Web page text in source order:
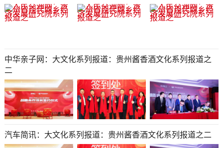
中华亲子网：大文化系列报道：贵州酱香酒文化系列报道之
二
汽车简讯：大文化系列报道：贵州酱香酒文化系列报道之二